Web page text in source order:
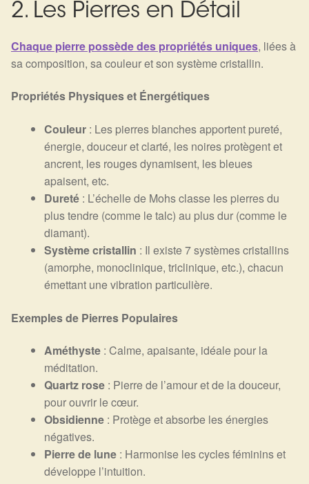
2. Les Pierres en Détail
Chaque pierre possède des propriétés uniques, liées à
sa composition, sa couleur et son système cristallin.
Propriétés Physiques et Énergétiques
Couleur : Les pierres blanches apportent pureté,
énergie, douceur et clarté, les noires protègent et
ancrent, les rouges dynamisent, les bleues
apaisent, etc.
Dureté : L’échelle de Mohs classe les pierres du
plus tendre (comme le talc) au plus dur (comme le
diamant).
Système cristallin : Il existe 7 systèmes cristallins
(amorphe, monoclinique, triclinique, etc.), chacun
émettant une vibration particulière.
Exemples de Pierres Populaires
Améthyste : Calme, apaisante, idéale pour la
méditation.
Quartz rose : Pierre de l’amour et de la douceur,
pour ouvrir le cœur.
Obsidienne : Protège et absorbe les énergies
négatives.
Pierre de lune : Harmonise les cycles féminins et
développe l’intuition.